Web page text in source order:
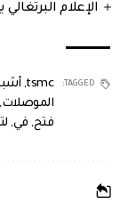
الإعلام
TAGGED:
tsmc
,
الموصلات,
فتح, في,